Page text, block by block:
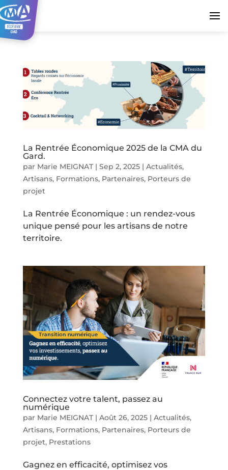
La Rentrée Économique 2025 de la CMA du
Gard.
par Marie MEIGNAT| Sep 2, 2025| Actualités,
Artisans, Formations, Partenaires, Porteurs de
projet
La Rentrée Économique : un rendez-vous
unique pensé pour les artisans de notre
territoire.
Connectez votre talent, passez au
numérique
par Marie MEIGNAT| Août 26, 2025| Actualités,
Artisans, Formations, Partenaires, Porteurs de
projet, Prestations
Gagnez en efficacité, optimisez vos